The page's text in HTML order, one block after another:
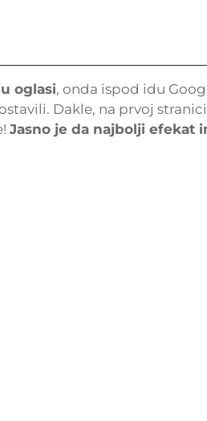
oglasi, onda ispod idu
Dakle, na prvoj
Jasno je da najbolji efekat